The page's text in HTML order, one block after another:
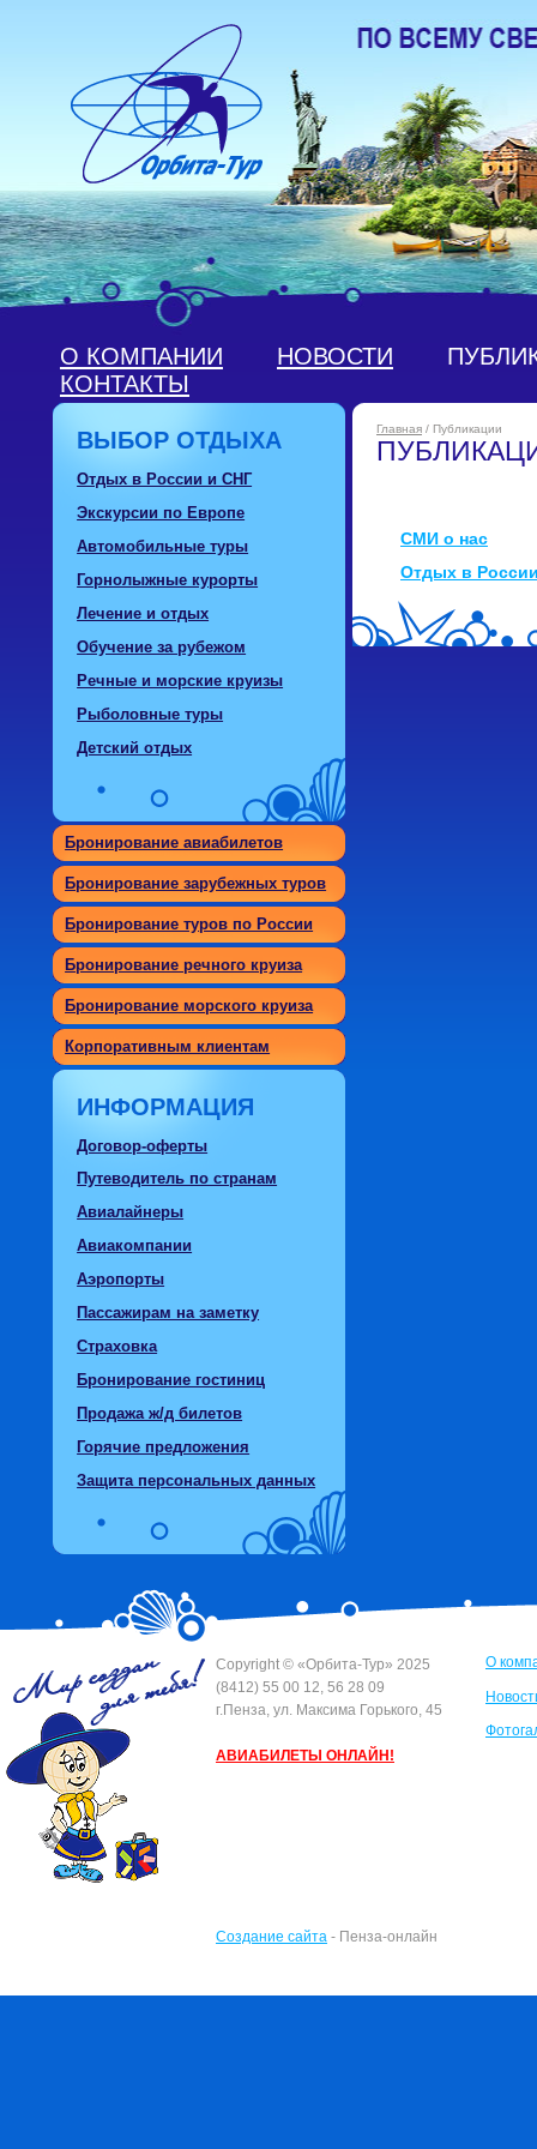
О КОМПАНИИ НОВОСТИ
КОНТАКТЫ
ВЫБОР ОТДЫХА
Отдых в России и СНГ
Экскурсии по Европе
Автомобильные туры
Горнолыжные курорты
Лечение и отдых
Обучение за рубежом
Речные и морские круизы
Рыболовные туры
Детский отдых
Бронирование авиабилетов
Бронирование зарубежных туров
Бронирование туров по России
Бронирование речного круиза
Бронирование морского круиза
Корпоративным клиентам
ИНФОРМАЦИЯ
Договор-оферты
Путеводитель по странам
Авиалайнеры
Авиакомпании
Аэропорты
Пассажирам на заметку
Страховка
Бронирование гостиниц
Продажа ж/д билетов
Горячие предложения
Защита персональных данных
Главная / Публикации
СМИ о нас
Отдых в
Сopyright © «Орбита-Тур» 2025
(8412) 55 00 12, 56 28 09
г.Пенза, ул. Максима Горького, 45
АВИАБИЛЕТЫ ОНЛАЙН!
Создание сайта - Пенза-онлайн
О